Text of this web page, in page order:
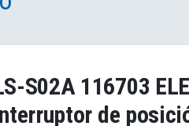
S02A 116703
de